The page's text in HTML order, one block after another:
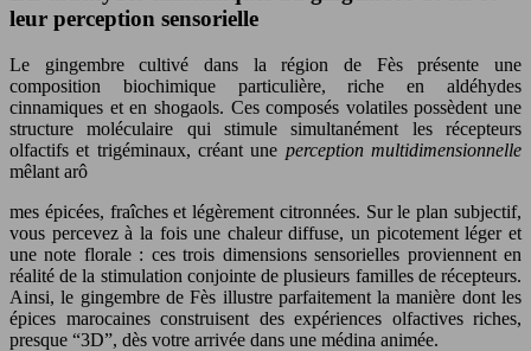
leur perception sensorielle
Le gingembre cultivé dans la région de Fès présente une
composition biochimique particulière, riche en aldéhydes
cinnamiques et en shogaols. Ces composés volatiles possèdent une
structure moléculaire qui stimule simultanément les récepteurs
olfactifs et trigéminaux, créant une perception multidimensionnelle
mêlant arô
mes épicées, fraîches et légèrement citronnées. Sur le plan subjectif,
vous percevez à la fois une chaleur diffuse, un picotement léger et
une note florale : ces trois dimensions sensorielles proviennent en
réalité de la stimulation conjointe de plusieurs familles de récepteurs.
Ainsi, le gingembre de Fès illustre parfaitement la manière dont les
épices marocaines construisent des expériences olfactives riches,
presque “3D”, dès votre arrivée dans une médina animée.